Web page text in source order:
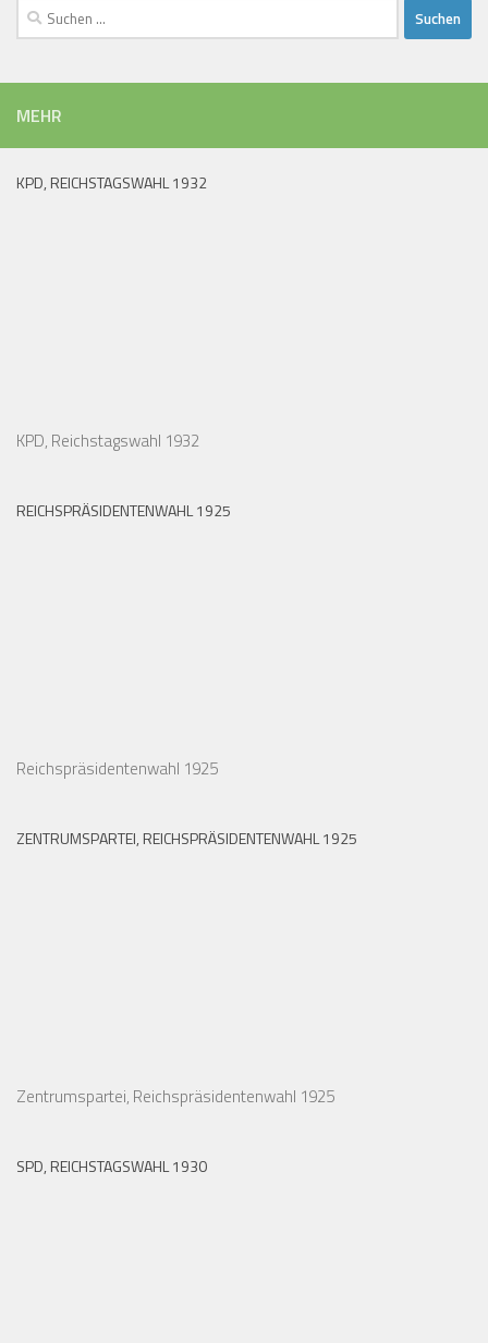
Suchen
nach:
MEHR
KPD, REICHSTAGSWAHL 1932
KPD, Reichstagswahl 1932
REICHSPRÄSIDENTENWAHL 1925
Reichspräsidentenwahl 1925
ZENTRUMSPARTEI, REICHSPRÄSIDENTENWAHL 1925
Zentrumspartei, Reichspräsidentenwahl 1925
SPD, REICHSTAGSWAHL 1930